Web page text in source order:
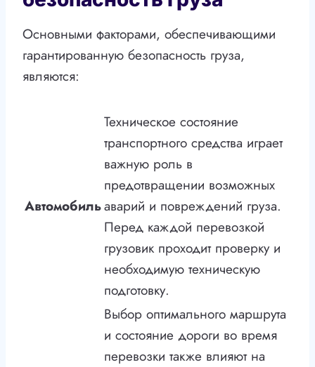
Основными факторами, обеспечивающими
гарантированную безопасность груза,
являются:
Автомобиль
Техническое состояние
транспортного средства играет
важную роль в
предотвращении возможных
аварий и повреждений груза.
Перед каждой перевозкой
грузовик проходит проверку и
необходимую техническую
подготовку.
Выбор оптимального маршрута
и состояние дороги во время
перевозки также влияют на